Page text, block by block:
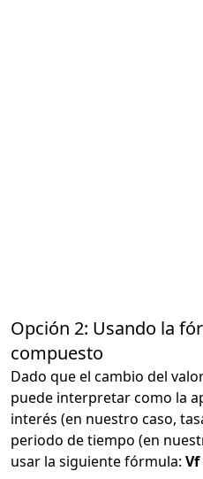
Opción 2: Usando la
compuesto
Dado que el cambio del
puede interpretar como la
interés (en nuestro caso,
periodo de tiempo (en
usar la siguiente fórmula: Vf